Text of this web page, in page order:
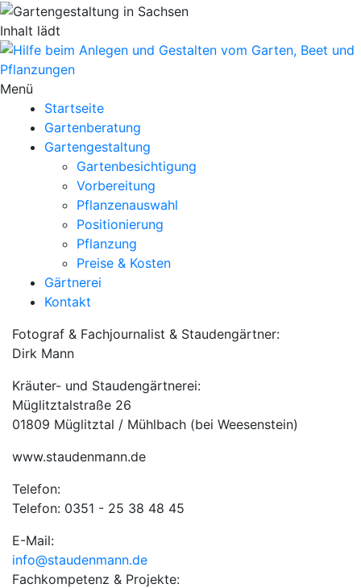
Inhalt lädt
Menü
Startseite
Gartenberatung
Gartengestaltung
Gartenbesichtigung
Vorbereitung
Pflanzenauswahl
Positionierung
Pflanzung
Preise & Kosten
Gärtnerei
Kontakt
Fotograf & Fachjournalist & Staudengärtner:
Dirk Mann
Kräuter- und Staudengärtnerei:
Müglitztalstraße 26
01809 Müglitztal / Mühlbach (bei Weesenstein)
www.staudenmann.de
Telefon:
Telefon: 0351 - 25 38 48 45
E-Mail:
info@staudenmann.de
Fachkompetenz & Projekte: